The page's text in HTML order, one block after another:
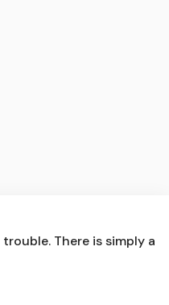
There is simply a